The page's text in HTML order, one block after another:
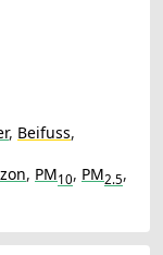
, Beifuss,
, PM10, PM2.5,